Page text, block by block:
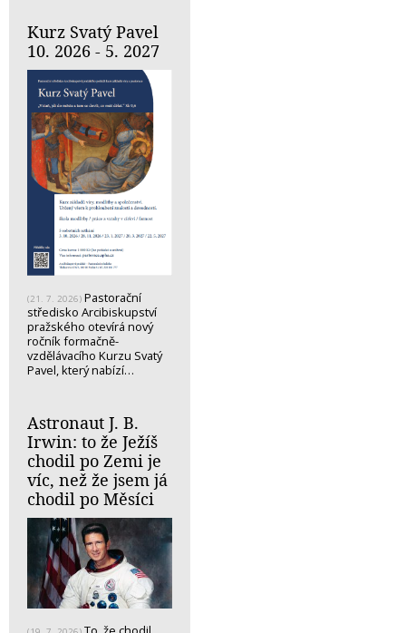
Kurz Svatý Pavel
10. 2026 - 5. 2027
(21. 7. 2026) Pastorační
středisko Arcibiskupství
pražského otevírá nový
ročník formačně-
vzdělávacího Kurzu Svatý
Pavel, který nabízí…
Astronaut J. B.
Irwin: to že Ježíš
chodil po Zemi je
víc, než že jsem já
chodil po Měsíci